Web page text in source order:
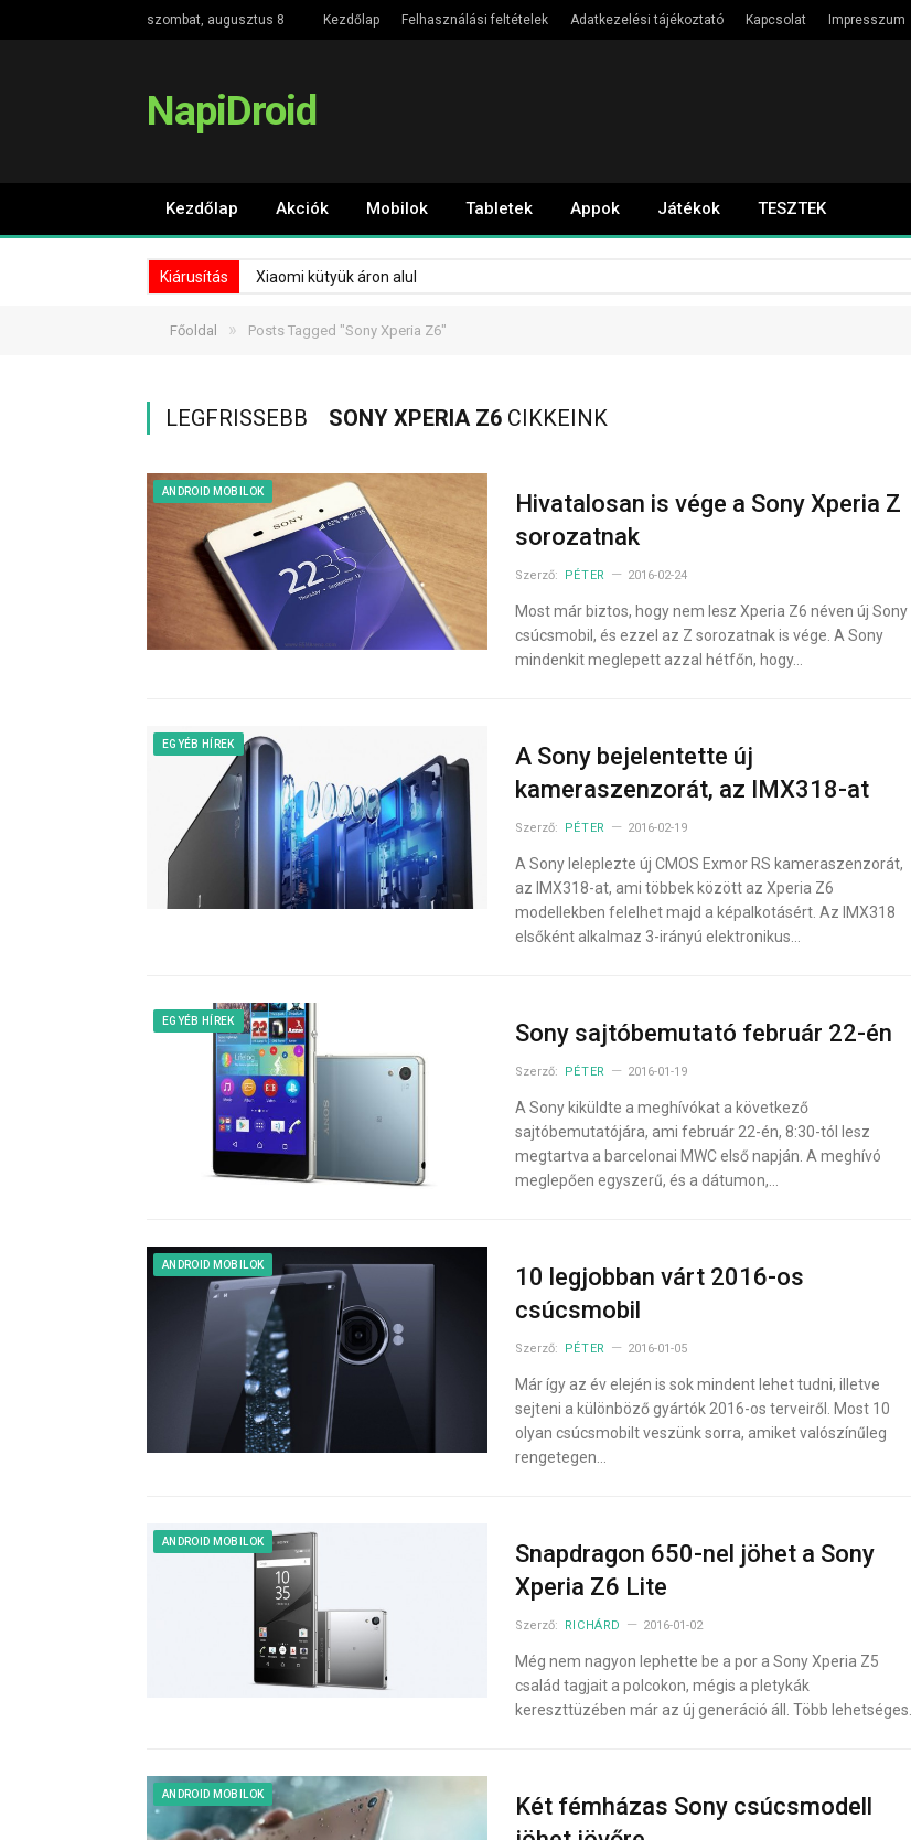
szombat, augusztus 8 Kezdőlap Felhasználási feltételek Adatkezelési tájékoztató Kapcsolat Impresszum
NapiDroid
Kezdőlap Akciók Mobilok Tabletek Appok Játékok TESZTEK
Kiárusítás Xiaomi kütyük áron alul
Főoldal » Posts Tagged "Sony Xperia Z6"
LEGFRISSEBB SONY XPERIA Z6 CIKKEINK
ANDROID MOBILOK
Hivatalosan is vége a Sony Xperia Z
sorozatnak
Szerző: PÉTER 2016-02-24
Most már biztos, hogy nem lesz Xperia Z6 néven új Sony
csúcsmobil, és ezzel az Z sorozatnak is vége. A Sony
mindenkit meglepett azzal hétfőn, hogy…
EGYÉB HÍREK
A Sony bejelentette új
kameraszenzorát, az IMX318-at
Szerző: PÉTER 2016-02-19
A Sony leleplezte új CMOS Exmor RS kameraszenzorát,
az IMX318-at, ami többek között az Xperia Z6
modellekben felelhet majd a képalkotásért. Az IMX318
elsőként alkalmaz 3-irányú elektronikus…
EGYÉB HÍREK Sony sajtóbemutató február 22-én
Szerző: PÉTER 2016-01-19
A Sony kiküldte a meghívókat a következő
sajtóbemutatójára, ami február 22-én, 8:30-tól lesz
megtartva a barcelonai MWC első napján. A meghívó
meglepően egyszerű, és a dátumon,…
ANDROID MOBILOK
10 legjobban várt 2016-os
csúcsmobil
Szerző: PÉTER 2016-01-05
Már így az év elején is sok mindent lehet tudni, illetve
sejteni a különböző gyártók 2016-os terveiről. Most 10
olyan csúcsmobilt veszünk sorra, amiket valószínűleg
rengetegen…
ANDROID MOBILOK
Snapdragon 650-nel jöhet a Sony
Xperia Z6 Lite
Szerző: RICHÁRD 2016-01-02
Még nem nagyon lephette be a por a Sony Xperia Z5
család tagjait a polcokon, mégis a pletykák
kereszttüzében már az új generáció áll. Több lehetséges…
ANDROID MOBILOK
Két fémházas Sony csúcsmodell